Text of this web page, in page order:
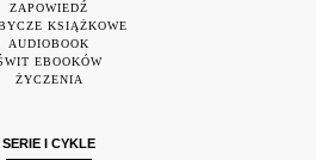
ZAPOWIEDŹ
KSIĄŻKOWE
AUDIOBOOK
EBOOKÓW
ŻYCZENIA
SERIE I CYKLE